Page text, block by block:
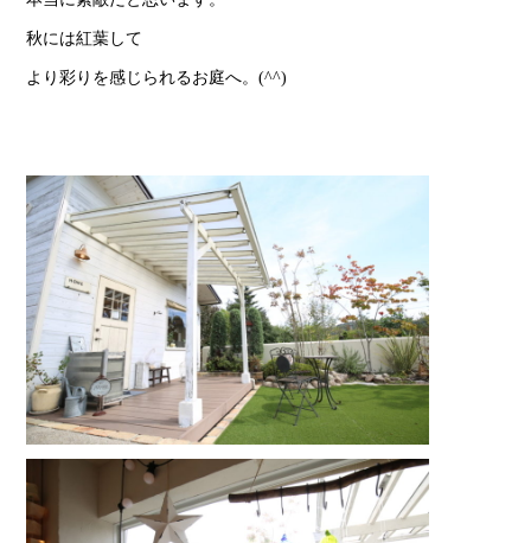
秋には紅葉して
より彩りを感じられるお庭へ。(^^)